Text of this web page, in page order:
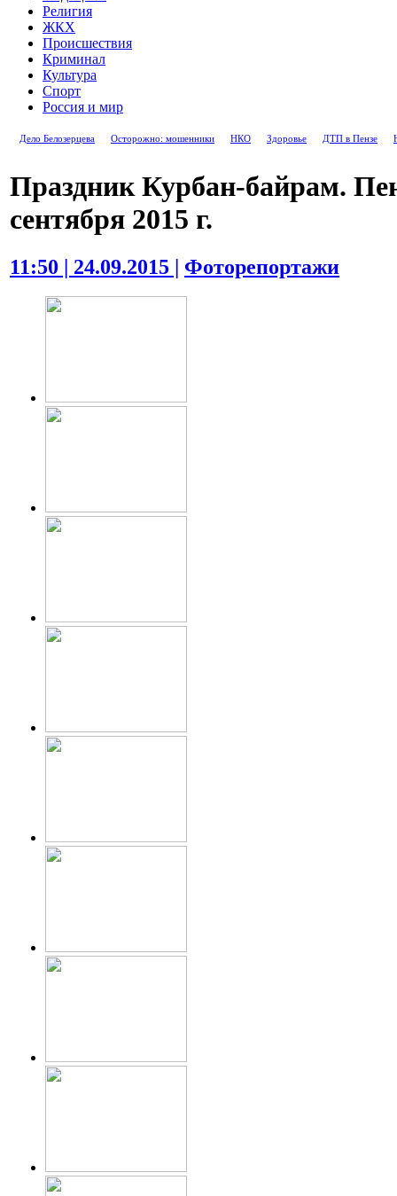
Религия
ЖКХ
Происшествия
Криминал
Культура
Спорт
Россия и мир
Дело Белозерцева Осторожно: мошенники НКО Здоровье ДТП в Пензе
Праздник Курбан-байрам.
сентября 2015 г.
11:50 | 24.09.2015 | Фоторепортажи